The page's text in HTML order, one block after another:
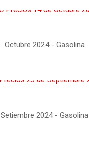
Octubre 2024 - Gasolina
Setiembre 2024 - Gasolina